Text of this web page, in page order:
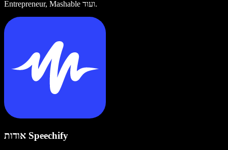
Entrepreneur, Mashable ועוד.
אודות Speechify